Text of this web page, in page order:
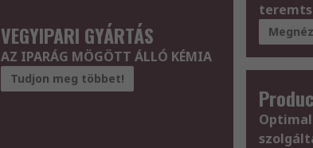
VEGYIPARI GYÁRTÁS
AZ IPARÁG MÖGÖTT ÁLLÓ KÉMIA
Tudjon meg többet!